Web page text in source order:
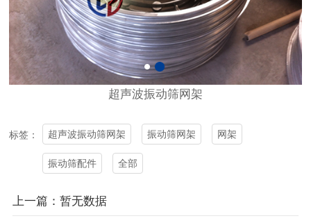
超声波振动筛 网架
标签： 超声波振动筛网架 振动筛网架 网架
振动筛配件 全部
上一篇：暂无数据